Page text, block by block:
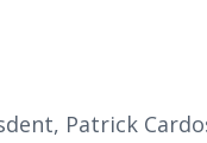
Patrick